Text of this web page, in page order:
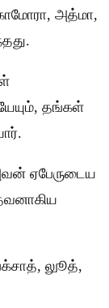
அத்மா,
தங்கள்
ஏபேருடைய
லுூத்,